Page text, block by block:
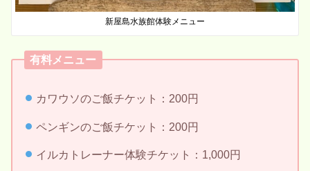
新屋島水族館体験メニュー
有料メニュー
カワウソのご飯チケット：200円
ペンギンのご飯チケット：200円
イルカトレーナー体験チケット：1,000円